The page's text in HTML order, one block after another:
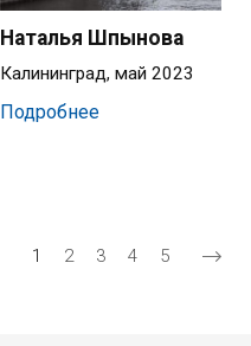
Наталья Шпынова
Калининград, май 2023
Подробнее
Текущая страница
1 Страница
2 Страница
3 Страница
4 Страница
5